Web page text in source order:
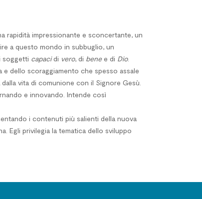
rapidità impressionante e sconcertante, un
a questo mondo in subbuglio, un
soggetti capacidi vero, di benee di Dio.
dello scoraggiamento che spesso assale
vita di comunione con il Signore Gesù.
e innovando. Intende così
i contenuti più salienti della nuova
Egli privilegia la tematica dello sviluppo